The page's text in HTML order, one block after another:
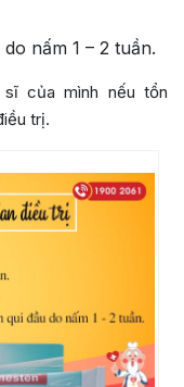
nấm 1 – 2 tuần.
của mình nếu tổn
trị.